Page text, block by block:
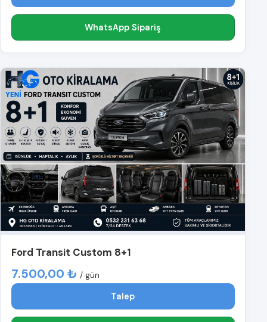
WhatsApp Sipariş
Ford Transit Custom 8+1
7.500,00 ₺ / gün
Talep